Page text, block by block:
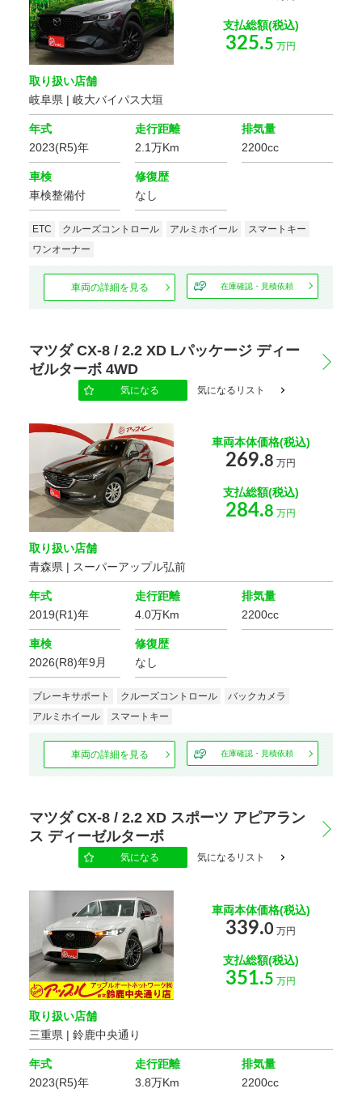
支払総額(税込)
325.5 万円
取り扱い店舗
岐阜県 | 岐大バイパス大垣
年式
2023(R5)年
走行距離
2.1万Km
排気量
2200cc
車検
車検整備付
修復歴
なし
ETC クルーズコントロール アルミホイール
スマートキー
ワンオーナー
車両の詳細を見る 在庫確認・見積依頼
マツダ CX-8 / 2.2 XD Lパッケージ ディー
ゼルターボ 4WD
気になる 気になるリスト
車両本体価格(税込)
269.8 万円
支払総額(税込)
284.8 万円
取り扱い店舗
青森県 | スーパーアップル弘前
年式
2019(R1)年
走行距離
4.0万Km
排気量
2200cc
車検
2026(R8)年9月
修復歴
なし
ブレーキサポート クルーズコントロール
バックカメラ
アルミホイール
スマートキー
車両の詳細を見る 在庫確認・見積依頼
マツダ CX-8 / 2.2 XD スポーツ アピアラン
ス ディーゼルターボ
気になる 気になるリスト
車両本体価格(税込)
339.0 万円
支払総額(税込)
351.5 万円
取り扱い店舗
三重県 | 鈴鹿中央通り
年式
2023(R5)年
走行距離
3.8万Km
排気量
2200cc